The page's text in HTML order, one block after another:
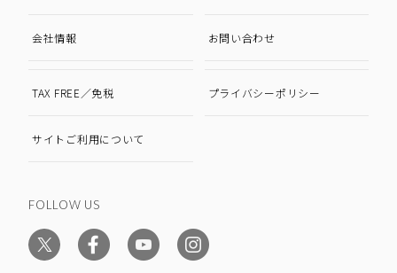
会社情報 お問い合わせ
TAX FREE／免税 プライバシーポリシー
サイトご利用について
FOLLOW US